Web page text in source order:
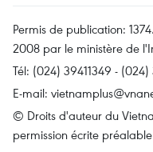
Permis de publication:
2008 par le ministère de
Tél: (024) 39411349 -
E-mail:
© Droits d'auteur du
permission écrite